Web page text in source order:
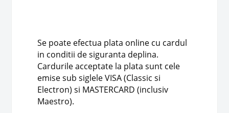
Se poate efectua plata online cu cardul
in conditii de siguranta deplina.
Cardurile acceptate la plata sunt cele
emise sub siglele VISA (Classic si
Electron) si MASTERCARD (inclusiv
Maestro).